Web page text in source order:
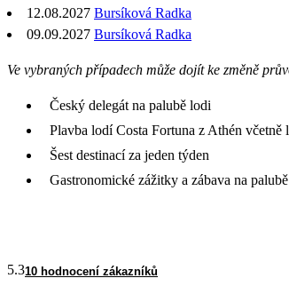
12.08.2027 Bursíková Radka
09.09.2027 Bursíková Radka
Ve vybraných případech může dojít ke změně
Český delegát na palubě lodi
Plavba lodí Costa Fortuna z Athén včetně
Šest destinací za jeden týden
Gastronomické zážitky a zábava na palubě
5.310 hodnocení zákazníků